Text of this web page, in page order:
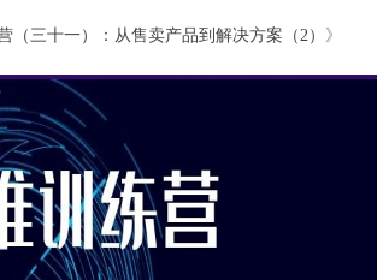
（三十一）：从售卖产品到解决方案（2） 》